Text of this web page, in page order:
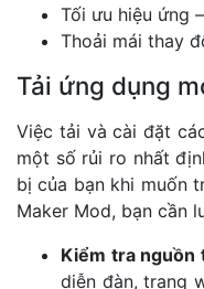
Tối ưu hiệu ứng
Thoải mái thay
Tải ứng dụng
Việc tải và cài đặt
một số rủi ro nhất
bị của bạn khi muốn
Maker Mod, bạn cần
Kiểm tra nguồn
diễn đàn, trang